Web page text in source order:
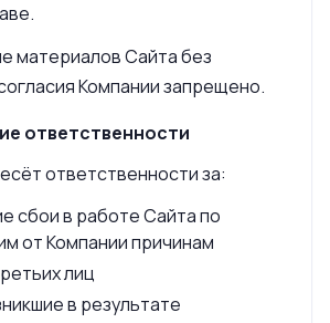
материалов Сайта без
Компании запрещено.
ответственности
ответственности за:
сбои в работе Сайта по
от Компании причинам
лиц
в результате